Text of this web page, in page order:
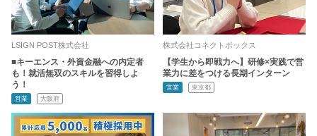
LSIGN POST株式会社
■キーエンス・外資金融への内定者
も！就活無双のスキルを習得しよ
う！
営業 大阪府
株式会社コネクトボックス
【学生から即戦力へ】研修×実践で営
業力に差をつける長期インターン
営業 東京都